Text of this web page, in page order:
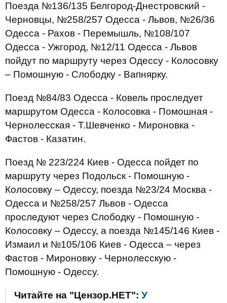
Поезда №136/135 Белгород-Днестровский -
Черновцы, №258/257 Одесса - Львов, №26/36
Одесса - Рахов - Перемышль, №108/107
Одесса - Ужгород, №12/11 Одесса - Львов
пойдут по маршруту через Одессу - Колосовку
– Помошную - Слободку - Вапнярку.
Поезд №84/83 Одесса - Ковель проследует
маршрутом Одесса - Колосовка - Помошная -
Чернолесская - Т.Шевченко - Мироновка -
Фастов - Казатин.
Поезд № 223/224 Киев - Одесса пойдет по
маршруту через Подольск - Помошную -
Колосовку – Одессу, поезда №23/24 Москва -
Одесса и №258/257 Львов - Одесса
проследуют через Слободку - Помошную -
Колосовку – Одессу, а поезда №145/146 Киев -
Измаил и №105/106 Киев - Одесса – через
Фастов - Мироновку - Чернолесскую -
Помошную - Одессу.
Читайте на "Цензор.НЕТ": У